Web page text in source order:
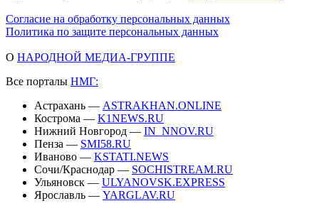
Согласие на обработку персональных данных
Политика по защите персональных данных
О НАРОДНОЙ МЕДИА-ГРУППЕ
Все порталы НМГ:
Астрахань — ASTRAKHAN.ONLINE
Кострома — K1NEWS.RU
Нижний Новгород — IN_NNOV.RU
Пенза — SMI58.RU
Иваново — KSTATI.NEWS
Сочи/Краснодар — SOCHISTREAM.RU
Ульяновск — ULYANOVSK.EXPRESS
Ярославль — YARGLAV.RU